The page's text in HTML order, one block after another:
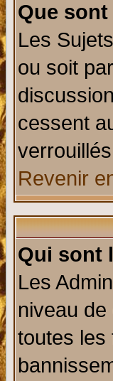
Que
Les
ou soit
cessent
Revenir
Qui sont
Les
niveau
toutes les